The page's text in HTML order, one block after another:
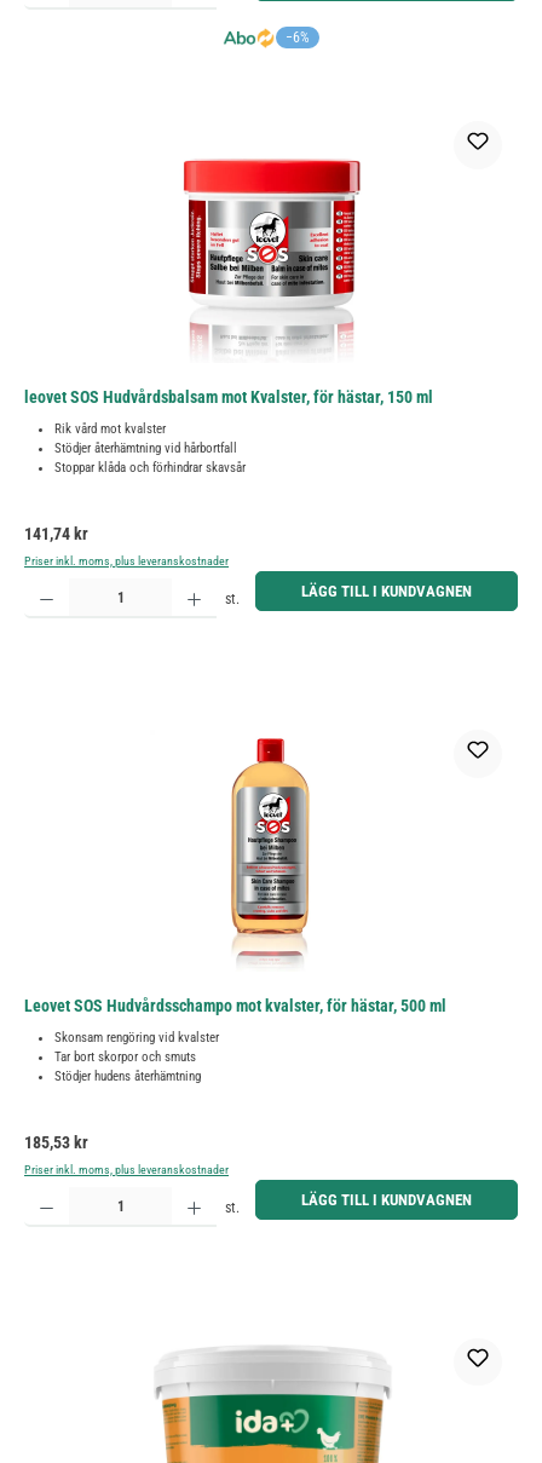
−6%
leovet SOS Hudvårdsbalsam mot Kvalster, för hästar, 150 ml
Rik vård mot kvalster
Stödjer återhämtning vid hårbortfall
Stoppar klåda och förhindrar skavsår
Ordinarie pris:
141,74 kr
Priser inkl. moms, plus leveranskostnader
Produktkvantitet: Ange önskat belopp eller använd knapparna för att öka eller minska kvantiteten.
st. LÄGG TILL I KUNDVAGNEN
Leovet SOS Hudvårdsschampo mot kvalster, för hästar, 500 ml
Skonsam rengöring vid kvalster
Tar bort skorpor och smuts
Stödjer hudens återhämtning
Ordinarie pris:
185,53 kr
Priser inkl. moms, plus leveranskostnader
Produktkvantitet: Ange önskat belopp eller använd knapparna för att öka eller minska kvantiteten.
st. LÄGG TILL I KUNDVAGNEN